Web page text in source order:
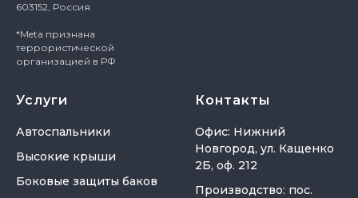
603152, Россия
*Meta признана
террористической
организацией в РФ
Услуги
Автоспальники
Высокие крыши
Боковые защиты баков
Контакты
Офис: Нижний
Новгород, ул. Кащенко
2Б, оф. 212
Производство: пос.